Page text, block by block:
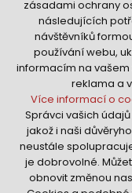
nutná pro
udržení kontextu
případná
Volitelná cookies
analytická pro
vyhodnocení
marketingová
Více informací o
Přijmout
zásadami ochrany
následujících
návštěvníků
používání webu,
informacím na
reklama a
Více informací o
Správci vašich
jakož i naši
neustále
je dobrovolné.
obnovit změnou